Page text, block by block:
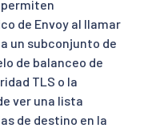
de Envoy al llamar
un subconjunto de
de balanceo de
TLS o la
ver una lista
de destino en la